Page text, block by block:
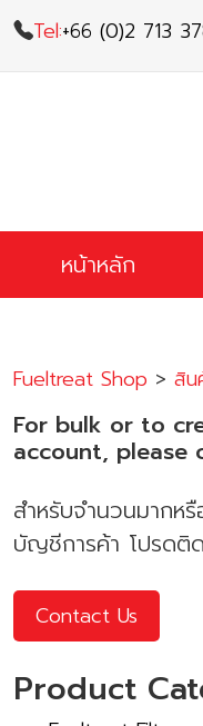
Skip
to
content
Tel:+66 (0)2 713
หน้าหลัก
Fueltreat Shop > สิน
For bulk or to
account, please
สำหรับจำนวนมากห
บัญชีการค้า โปรดติด
Contact Us
Product